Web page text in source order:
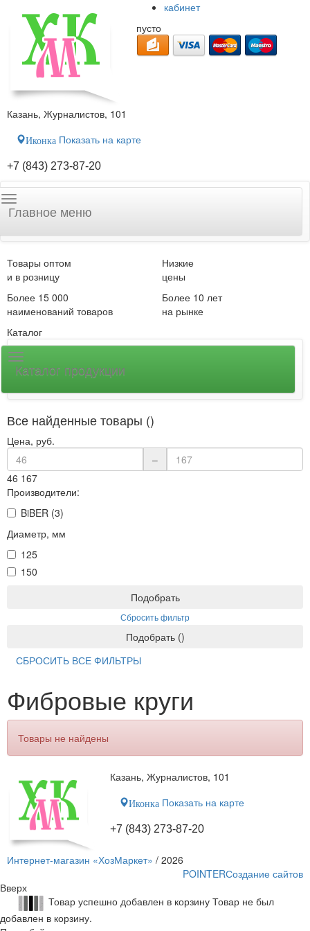
кабинет
пусто
Казань, Журналистов, 101
Иконка Показать на карте
+7 (843) 273-87-20
Главное меню
Товары оптом
и в розницу
Низкие
цены
Более 15 000
наименований товаров
Более 10 лет
на рынке
Каталог
Каталог продукции
Все найденные товары ()
Цена, руб.
–
46 167
Производители:
BiBER (3)
Диаметр, мм
125
150
Подобрать
Сбросить фильтр
Подобрать ()
СБРОСИТЬ ВСЕ ФИЛЬТРЫ
Фибровые круги
Товары не найдены
Казань, Журналистов, 101
Иконка Показать на карте
+7 (843) 273-87-20
Интернет-магазин «ХозМаркет» / 2026
POINTERСоздание сайтов
Вверх
Товар успешно добавлен в корзину Товар не был
добавлен в корзину.